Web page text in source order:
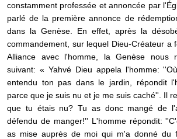
constamment professée et annoncée par
parlé de la première annonce de
dans la Genèse. En effet, après la
commandement, sur lequel Dieu-Créateur a
Alliance avec l'homme, la Genèse nous
suivant: « Yahvé Dieu appela l'homme:
entendu ton pas dans le jardin, répondit
parce que je suis nu et je me suis caché''. Il
que tu étais nu? Tu as donc mangé de
défendu de manger!'' L'homme répondit:
as mise auprès de moi qui m'a donné du